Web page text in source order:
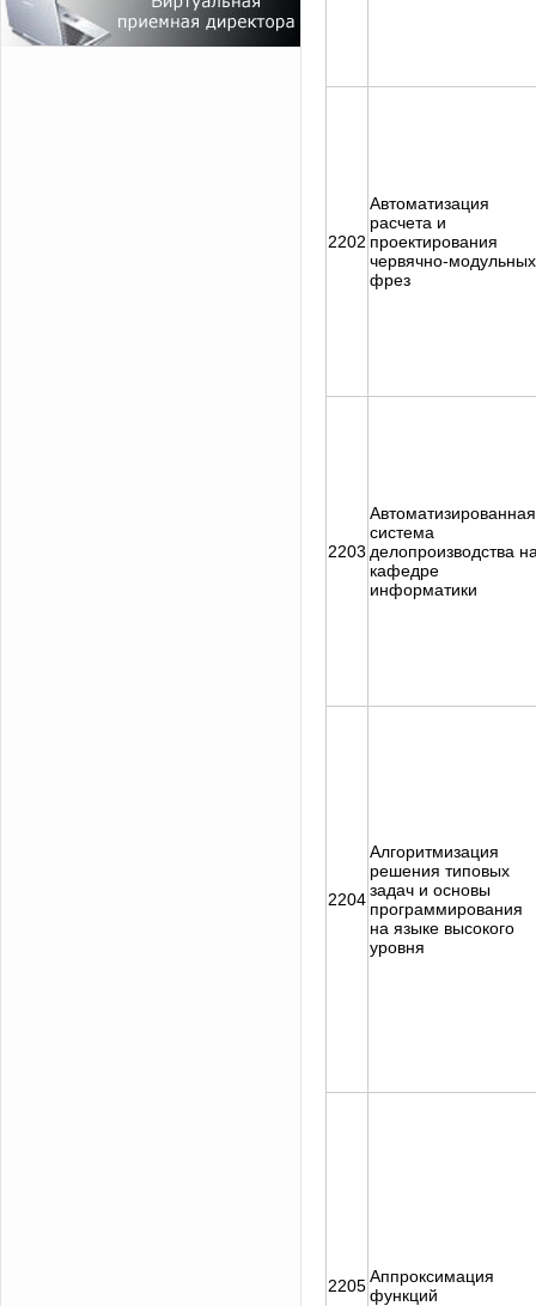
2202
Автоматизация
расчета и
проектирования
червячно-модульных
фрез
2203
Автоматизированная
система
делопроизводства
кафедре
информатики
2204
Алгоритмизация
решения типовых
задач и основы
программирования
на языке высокого
уровня
2205Аппроксимация
функций